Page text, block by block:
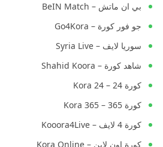
بي ان ماتش – BeIN Match
جو فور كورة – Go4Kora
سوريا لايف – Syria Live
شاهد كورة – Shahid Koora
كورة 24 – Kora 24
كورة 365 – Kora 365
كورة 4 لايف – Kooora4Live
كورة اون لاين – Kora Online